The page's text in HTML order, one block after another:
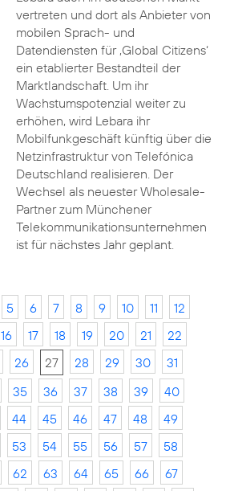
vertreten und dort als Anbieter von
mobilen Sprach- und
Datendiensten für ‚Global Citizens‘
ein etablierter Bestandteil der
Marktlandschaft. Um ihr
Wachstumspotenzial weiter zu
erhöhen, wird Lebara ihr
Mobilfunkgeschäft künftig über die
Netzinfrastruktur von Telefónica
Deutschland realisieren. Der
Wechsel als neuester Wholesale-
Partner zum Münchener
Telekommunikationsunternehmen
ist für nächstes Jahr geplant.
5 6 7 8 9 10 11
12
16 17 18 19 20 21
22
26 27 28 29 30
31
35 36 37 38 39
40
44 45 46 47 48
49
53 54 55 56 57
58
62 63 64 65 66
67